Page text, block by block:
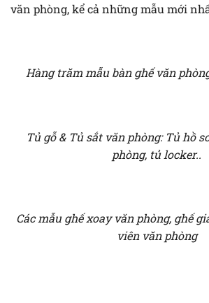
văn phòng, kể cả những mẫu mới
Hàng trăm mẫu bàn ghế văn
Tủ gỗ & Tủ sắt văn phòng: Tủ hồ
phòng, tủ locker..
Các mẫu ghế xoay văn phòng, ghế
viên văn phòng